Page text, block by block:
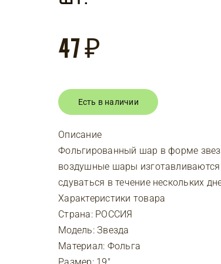
47₽
Есть в наличии
Описание
Фольгированный шар в форме
воздушные шары
сдуваться в течение нескольких
Характеристики товара
Страна: РОССИЯ
Модель: Звезда
Материал: Фольга